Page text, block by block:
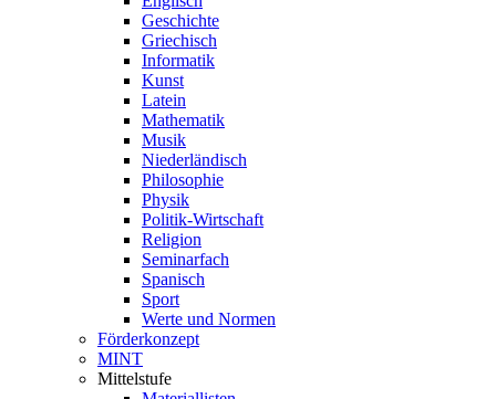
Geschichte
Griechisch
Informatik
Kunst
Latein
Mathematik
Musik
Niederländisch
Philosophie
Physik
Politik-Wirtschaft
Religion
Seminarfach
Spanisch
Sport
Werte und Normen
Förderkonzept
MINT
Mittelstufe